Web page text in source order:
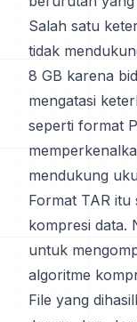
Salah satu
tidak
8 GB karena
mengatasi
seperti format
mendukung
Format TAR itu
kompresi data.
untuk
algoritme
File yang